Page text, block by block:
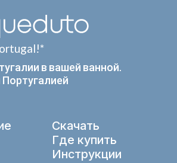
в вашей ванной.
Скачать
Где купить
Инструкции